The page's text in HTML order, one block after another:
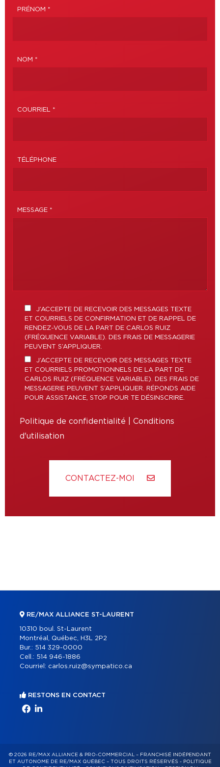
PRÉNOM *
NOM *
COURRIEL *
TÉLÉPHONE
MESSAGE *
J’ACCEPTE DE RECEVOIR DES MESSAGES TEXTE
ET COURRIELS DE CONFIRMATION ET DE RAPPEL DE
RENDEZ-VOUS DE LA PART DE CARLOS RUIZ
(FRÉQUENCE VARIABLE). DES FRAIS DE MESSAGERIE
PEUVENT S’APPLIQUER.
J’ACCEPTE DE RECEVOIR DES MESSAGES TEXTE
ET COURRIELS PROMOTIONNELS DE LA PART DE
CARLOS RUIZ (FRÉQUENCE VARIABLE). DES FRAIS DE
MESSAGERIE PEUVENT S’APPLIQUER. RÉPONDS AIDE
POUR ASSISTANCE, STOP POUR TE DÉSINSCRIRE.
Politique de confidentialité
Conditions
d'utilisation
CONTACTEZ-MOI
RE/MAX ALLIANCE ST-LAURENT
10310 boul. St-Laurent
Montréal, Québec, H3L 2P2
Bur.: 514 329-0000
Cell.: 514 946-1886
Courriel: carlos.ruiz@sympatico.ca
RESTONS EN CONTACT
© 2026 RE/MAX ALLIANCE & PRO-COMMERCIAL – FRANCHISÉ INDÉPENDANT
ET AUTONOME DE RE/MAX QUÉBEC – TOUS DROITS RÉSERVÉS - POLITIQUE